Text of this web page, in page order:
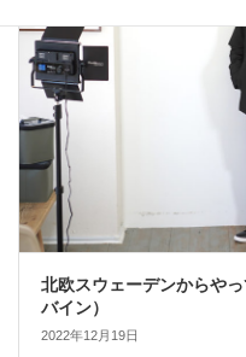
北欧スウェーデンからや
バイン）
2022年12月19日